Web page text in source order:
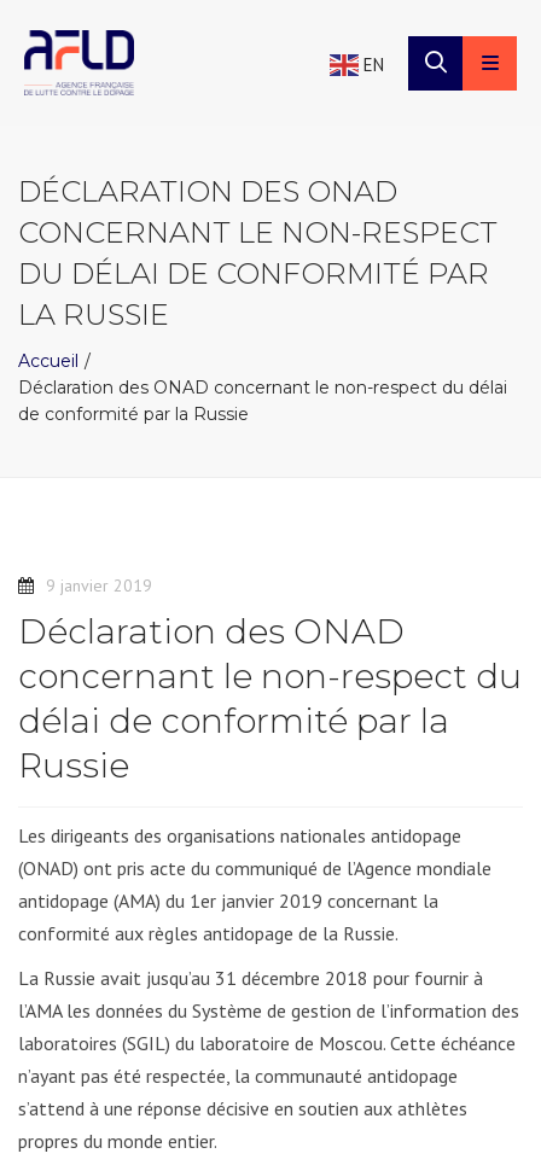
EN
DÉCLARATION DES ONAD
CONCERNANT LE NON-RESPECT
DU DÉLAI DE CONFORMITÉ PAR
LA RUSSIE
Accueil
Déclaration des ONAD concernant le non-respect du délai
de conformité par la Russie
9 janvier 2019
Déclaration des ONAD
concernant le non-respect du
délai de conformité par la
Russie
Les dirigeants des organisations nationales antidopage
(ONAD) ont pris acte du communiqué de l’Agence mondiale
antidopage (AMA) du 1er janvier 2019 concernant la
conformité aux règles antidopage de la Russie.
La Russie avait jusqu’au 31 décembre 2018 pour fournir à
l’AMA les données du Système de gestion de l’information des
laboratoires (SGIL) du laboratoire de Moscou. Cette échéance
n’ayant pas été respectée, la communauté antidopage
s’attend à une réponse décisive en soutien aux athlètes
propres du monde entier.